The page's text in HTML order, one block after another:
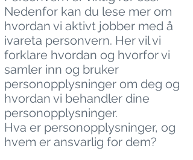
Nedenfor kan du lese mer om
hvordan vi aktivt jobber med å
ivareta personvern. Her vil vi
forklare hvordan og hvorfor vi
samler inn og bruker
personopplysninger om deg og
hvordan vi behandler dine
personopplysninger.
Hva er personopplysninger, og
hvem er ansvarlig for dem?